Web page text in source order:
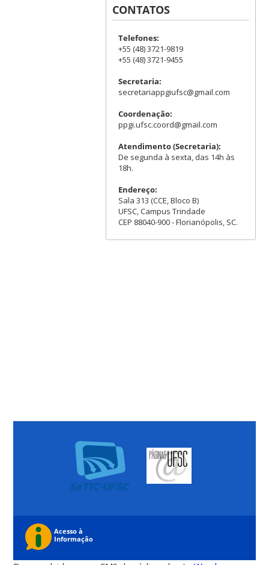
CONTATOS
Telefones:
+55 (48) 3721-9819
+55 (48) 3721-9455
Secretaria:
secretariappgiufsc@gmail.com
Coordenação:
ppgi.ufsc.coord@gmail.com
Atendimento (Secretaria):
De segunda à sexta, das 14h às
18h.
Endereço:
Sala 313 (CCE, Bloco B)
UFSC, Campus Trindade
CEP 88040-900 - Florianópolis, SC.